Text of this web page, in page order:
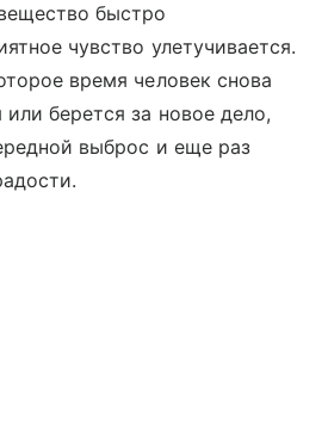
быстро
чувство улетучивается.
время человек снова
берется за новое дело,
выброс и еще раз